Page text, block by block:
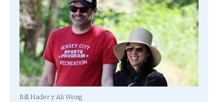
Bill Hader y Ali Wong.